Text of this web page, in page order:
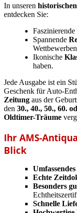
In unseren
entdecken Sie:
Faszinierende
Spannende
Ikonische
haben.
Jede Ausgabe ist ein
Geschenk für Auto-
Zeitung aus der
den 30., 40., 50., 60.
Oldtimer-Träume
Ihr AMS-
Blick
Echte
Besonders
Schnelle